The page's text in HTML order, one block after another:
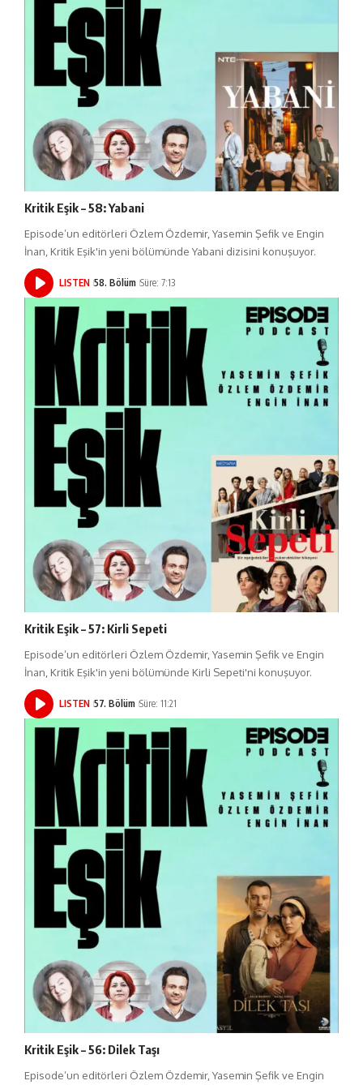
Kritik Eşik – 58: Yabani
Episode’un editörleri Özlem Özdemir, Yasemin Şefik ve Engin
İnan, Kritik Eşik'in yeni bölümünde Yabani dizisini konuşuyor.
LISTEN 58. Bölüm Süre: 7:13
Kritik Eşik – 57: Kirli Sepeti
Episode’un editörleri Özlem Özdemir, Yasemin Şefik ve Engin
İnan, Kritik Eşik'in yeni bölümünde Kirli Sepeti'ni konuşuyor.
LISTEN 57. Bölüm Süre: 11:21
Kritik Eşik – 56: Dilek Taşı
Episode’un editörleri Özlem Özdemir, Yasemin Şefik ve Engin